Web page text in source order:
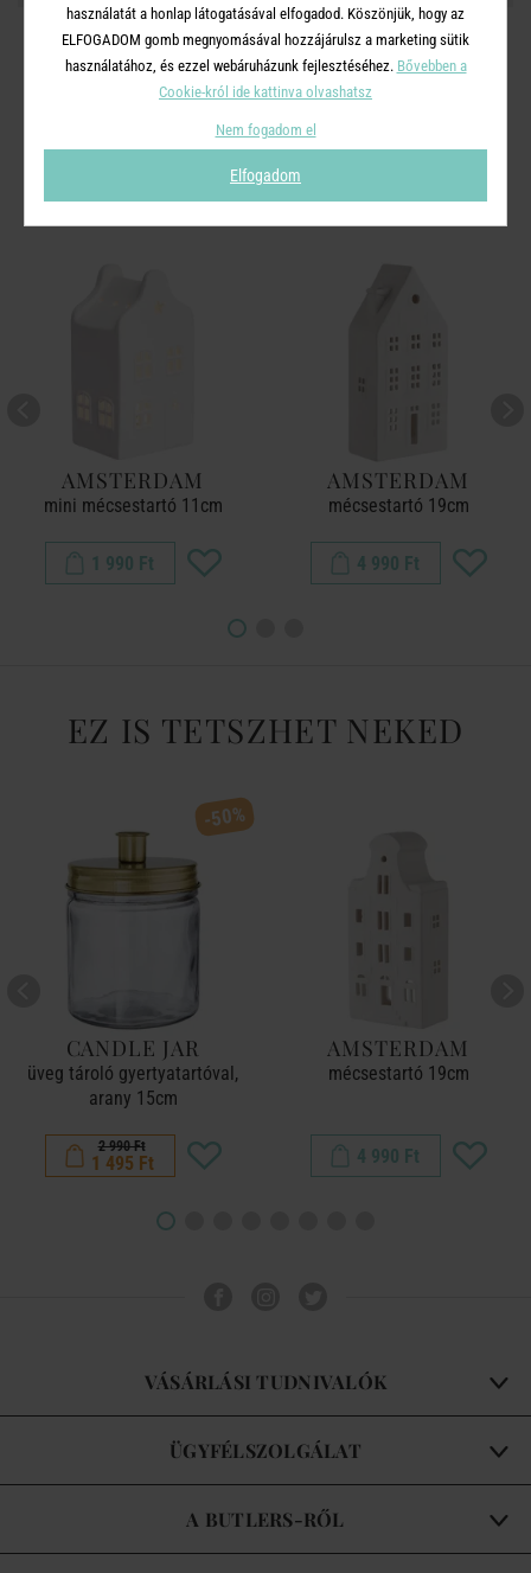
A TERMÉKCSALÁD TOVÁBBI
TERMÉKEI
AMSTERDAM
mini mécsestartó 11cm
1 990 Ft
AMSTERDAM
mécsestartó 19cm
4 990 Ft
EZ IS TETSZHET NEKED
-50%
CANDLE JAR
üveg tároló gyertyatartóval,
arany 15cm
2 990 Ft
1 495 Ft
AMSTERDAM
mécsestartó 19cm
4 990 Ft
VÁSÁRLÁSI TUDNIVALÓK
ÜGYFÉLSZOLGÁLAT
A BUTLERS-RŐL
használatát a honlap látogatásával elfogadod. Köszönjük, hogy az
ELFOGADOM gomb megnyomásával hozzájárulsz a marketing sütik
használatához, és ezzel webáruházunk fejlesztéséhez. Bővebben a
Cookie-król ide kattinva olvashatsz
Nem fogadom el
Elfogadom